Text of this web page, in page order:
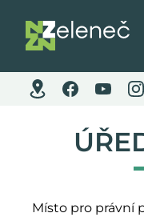
Místo pro právní